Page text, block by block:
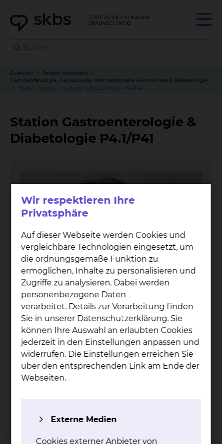
Zuweiser
Patient anmelden
Gastroenterologie, Hepatologie, Interventionelle Endoskopie & Diabetologie
Station Gastroenterologie & Diabetologie P4.1/P41
Station Gastroenterologie &
Diabetologie P4.1/P41
Oberarzt Gastroenterologie & Diabetologie, Leiter
Fichtengrund 1, 38126 Braunschweig
Per E-Mail kontaktieren
Wir respektieren Ihre
Privatsphäre
Auf dieser Webseite werden Cookies und
vergleichbare Technologien eingesetzt, um
die ordnungsgemäße Funktion zu
ermöglichen, Inhalte zu personalisieren und
Zugriffe zu analysieren. Dabei werden
personenbezogene Daten
verarbeitet. Details zur Verarbeitung finden
Sie in unserer Datenschutzerklärung. Sie
können Ihre Auswahl an erlaubten Cookies
jederzeit in den Einstellungen anpassen und
widerrufen. Die Einstellungen erreichen Sie
über den entsprechenden Link am Ende der
Webseiten.
Externe Medien
Cookies externer Anbieter von